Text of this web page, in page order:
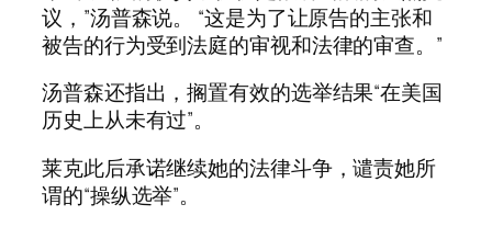
议，”汤普森说。 “这是为了让原告的主张和
被告的行为受到法庭的审视和法律的审查。”
汤普森还指出，搁置有效的选举结果“在美国
历史上从未有过”。
莱克此后承诺继续她的法律斗争，谴责她所
谓的“操纵选举”。